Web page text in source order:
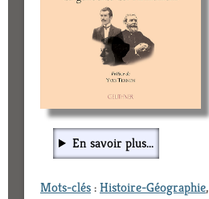
En savoir plus...
Mots-clés:Histoire-Géographie,